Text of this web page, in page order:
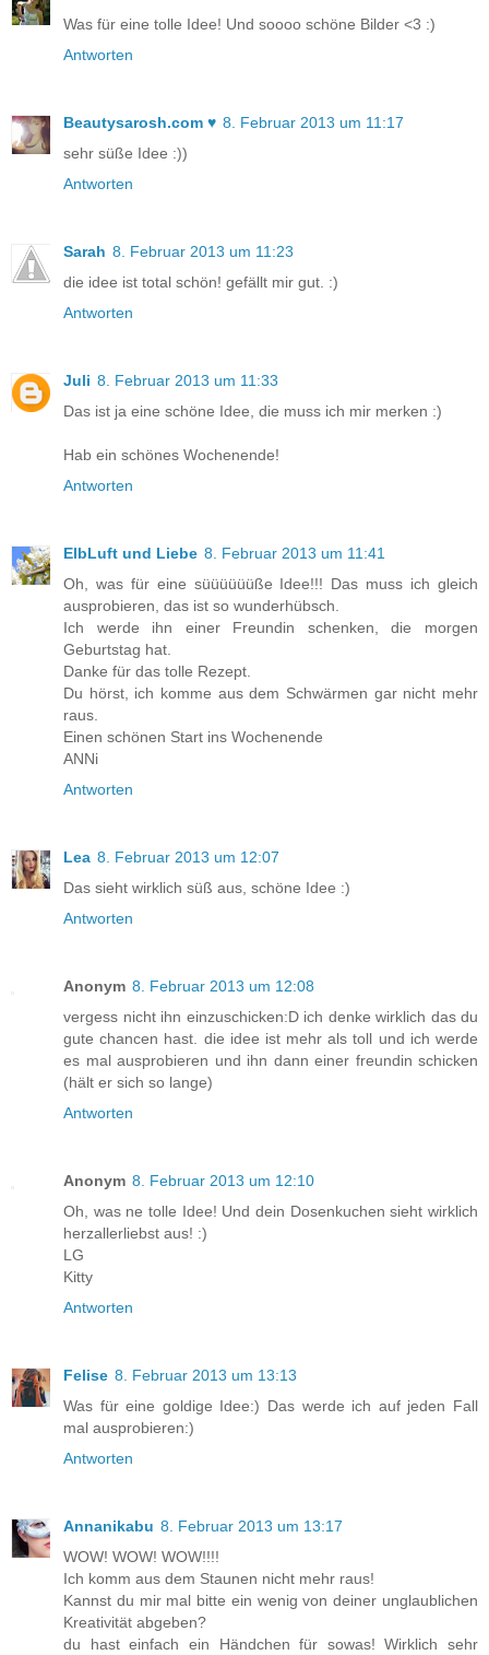
Was für eine tolle Idee! Und soooo schöne Bilder <3 :)
Antworten
Beautysarosh.com ♥ 8. Februar 2013 um 11:17
sehr süße Idee :))
Antworten
Sarah 8. Februar 2013 um 11:23
die idee ist total schön! gefällt mir gut. :)
Antworten
Juli 8. Februar 2013 um 11:33
Das ist ja eine schöne Idee, die muss ich mir merken :)
Hab ein schönes Wochenende!
Antworten
ElbLuft und Liebe 8. Februar 2013 um 11:41
Oh, was für eine süüüüüüße Idee!!! Das muss ich gleich
ausprobieren, das ist so wunderhübsch.
Ich werde ihn einer Freundin schenken, die morgen
Geburtstag hat.
Danke für das tolle Rezept.
Du hörst, ich komme aus dem Schwärmen gar nicht mehr
raus.
Einen schönen Start ins Wochenende
ANNi
Antworten
Lea 8. Februar 2013 um 12:07
Das sieht wirklich süß aus, schöne Idee :)
Antworten
Anonym 8. Februar 2013 um 12:08
vergess nicht ihn einzuschicken:D ich denke wirklich das du
gute chancen hast. die idee ist mehr als toll und ich werde
es mal ausprobieren und ihn dann einer freundin schicken
(hält er sich so lange)
Antworten
Anonym 8. Februar 2013 um 12:10
Oh, was ne tolle Idee! Und dein Dosenkuchen sieht wirklich
herzallerliebst aus! :)
LG
Kitty
Antworten
Felise 8. Februar 2013 um 13:13
Was für eine goldige Idee:) Das werde ich auf jeden Fall
mal ausprobieren:)
Antworten
Annanikabu 8. Februar 2013 um 13:17
WOW! WOW! WOW!!!!
Ich komm aus dem Staunen nicht mehr raus!
Kannst du mir mal bitte ein wenig von deiner unglaublichen
Kreativität abgeben?
du hast einfach ein Händchen für sowas! Wirklich sehr